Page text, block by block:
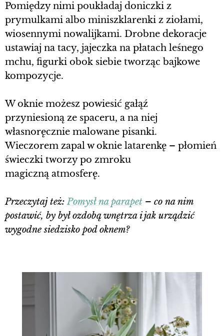
Pomiędzy nimi poukładaj doniczki z
prymulkami albo miniszklarenki z ziołami,
wiosennymi nowalijkami. Drobne dekoracje
ustawiaj na tacy, jajeczka na płatach leśnego
mchu, figurki obok siebie tworząc bajkowe
kompozycje.
W oknie możesz powiesić gałąź
przyniesioną ze spaceru, a na niej
własnoręcznie malowane pisanki.
Wieczorem zapal w oknie latarenkę – płomień
świeczki tworzy po zmroku
magiczną atmosferę.
Przeczytaj też:Pomysł na parapet – co na nim
postawić, by był ozdobą wnętrza i jak urządzić
wygodne siedzisko pod oknem?